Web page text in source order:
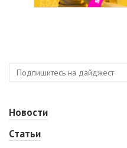
Новости
Статьи